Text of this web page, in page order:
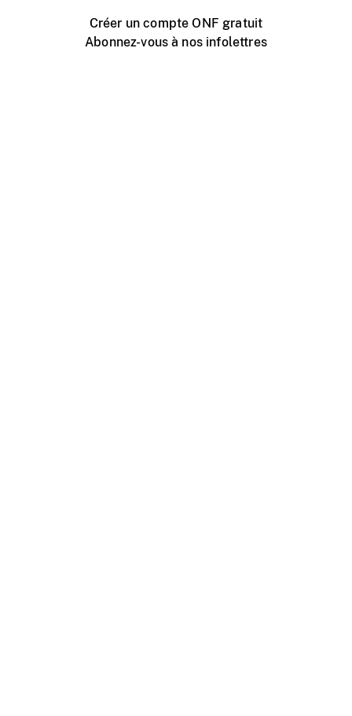
Créer un compte ONF gratuit
Abonnez-vous à nos infolettres